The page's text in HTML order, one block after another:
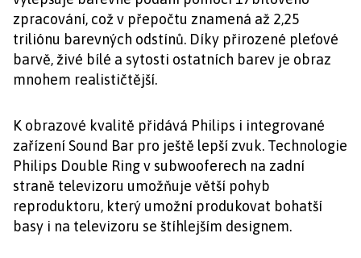
zpracování, což v přepočtu znamená až 2,25
triliónu barevných odstínů. Díky přirozené pleťové
barvě, živé bílé a sytosti ostatních barev je obraz
mnohem realističtější.
K obrazové kvalitě přidává Philips i integrované
zařízení Sound Bar pro ještě lepší zvuk. Technologie
Philips Double Ring v subwooferech na zadní
straně televizoru umožňuje větší pohyb
reproduktoru, který umožní produkovat bohatší
basy i na televizoru se štíhlejším designem.